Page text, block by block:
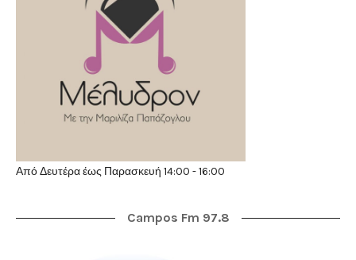
Από Δευτέρα έως Παρασκευή 14:00 - 16:00
Campos Fm 97.8